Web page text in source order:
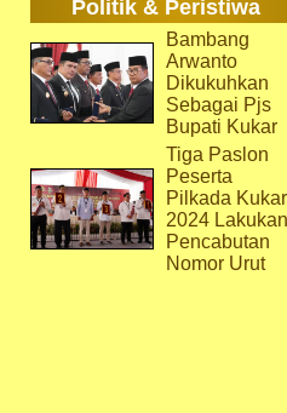
Politik & Peristiwa
Bambang
Arwanto
Dikukuhkan
Sebagai Pjs
Bupati Kukar
Tiga Paslon
Peserta
Pilkada Kukar
2024 Lakukan
Pencabutan
Nomor Urut